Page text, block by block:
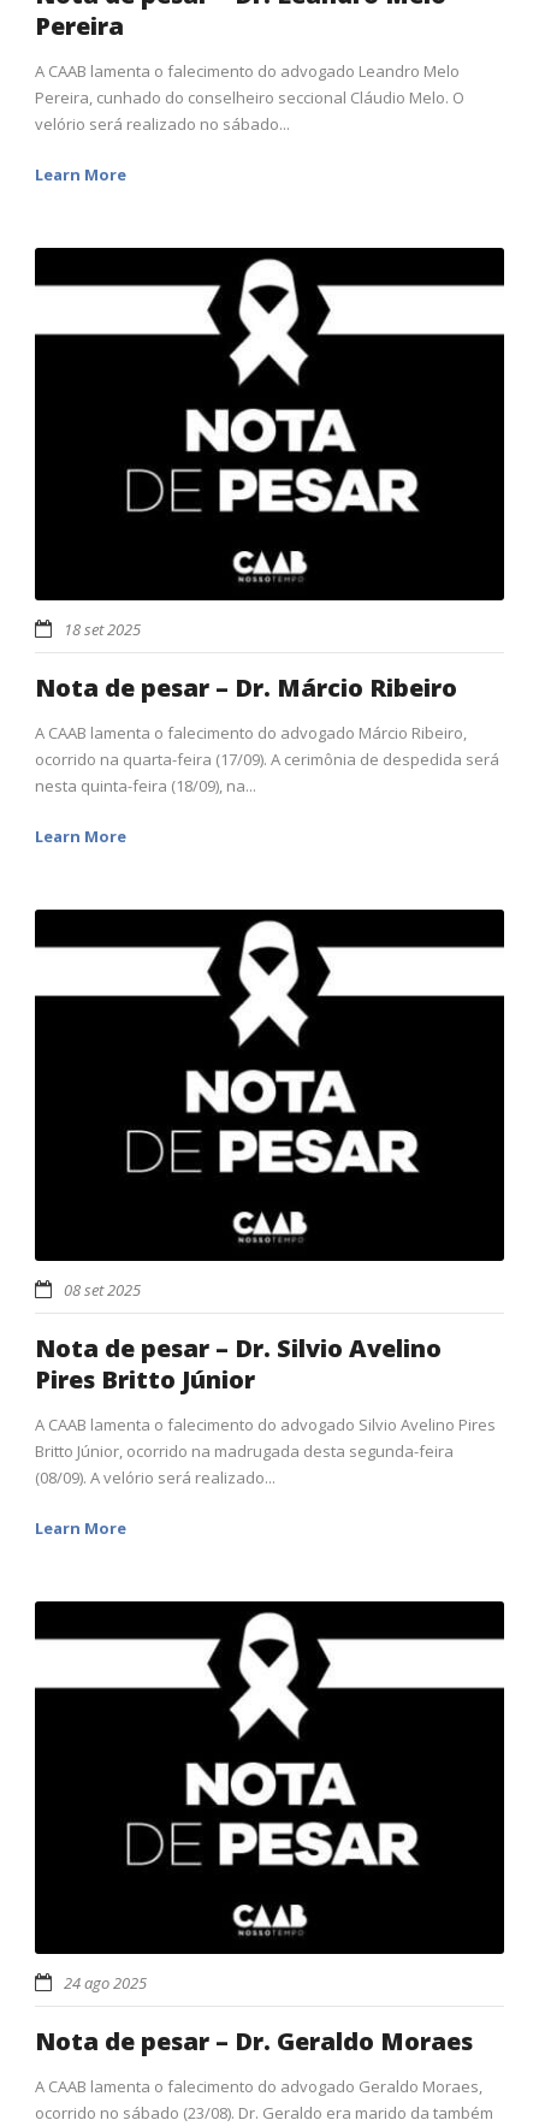
Pereira
A CAAB lamenta o falecimento do advogado Leandro Melo
Pereira, cunhado do conselheiro seccional Cláudio Melo. O
velório será realizado no sábado...
Learn More
18 set 2025
Nota de pesar – Dr. Márcio Ribeiro
A CAAB lamenta o falecimento do advogado Márcio Ribeiro,
ocorrido na quarta-feira (17/09). A cerimônia de despedida será
nesta quinta-feira (18/09), na...
Learn More
08 set 2025
Nota de pesar – Dr. Silvio Avelino
Pires Britto Júnior
A CAAB lamenta o falecimento do advogado Silvio Avelino Pires
Britto Júnior, ocorrido na madrugada desta segunda-feira
(08/09). A velório será realizado...
Learn More
24 ago 2025
Nota de pesar – Dr. Geraldo Moraes
A CAAB lamenta o falecimento do advogado Geraldo Moraes,
ocorrido no sábado (23/08). Dr. Geraldo era marido da também